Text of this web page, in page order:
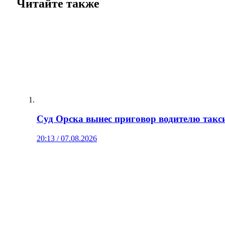
Читайте также
Суд Орска вынес приговор водителю
20:13 / 07.08.2026